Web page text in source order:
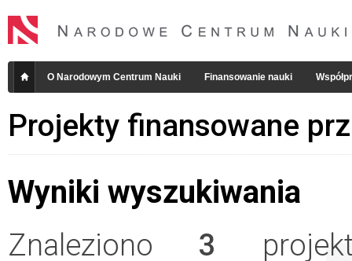
O Narodowym Centrum Nauki Finansowanie nauki
Projekty finansowane
Wyniki wyszukiwania
Znaleziono 3